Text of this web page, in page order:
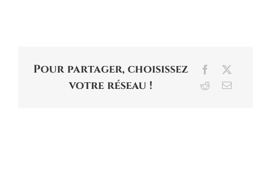
Pour partager, choisissez
votre réseau !
Facebook
RedditEmail